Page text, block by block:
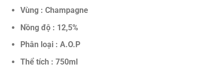
Vùng : Champagne
Nồng độ : 12,5%
Phân loại : A.O.P
Thể tích : 750ml